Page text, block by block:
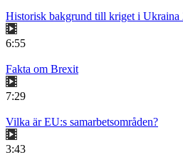
Historisk bakgrund till kriget i Ukraina
6:55
Fakta om Brexit
7:29
Vilka är EU:s samarbetsområden?
3:43